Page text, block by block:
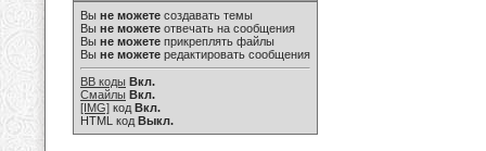
Вы не можете создавать темы
Вы не можете отвечать на сообщения
Вы не можете прикреплять файлы
Вы не можете редактировать сообщения
BB коды Вкл.
Смайлы Вкл.
[IMG] код Вкл.
HTML код Выкл.